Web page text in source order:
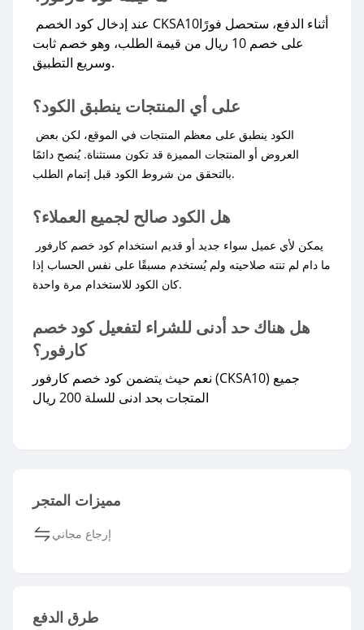
على خصم 10 ريال من قيمة الطلب، وهو خصم ثابت
وسريع التطبيق.​
على أي المنتجات ينطبق الكود؟
العروض أو المنتجات المميزة قد تكون مستثناة. يُنصح دائمًا
بالتحقق من شروط الكود قبل إتمام الطلب.
هل الكود صالح لجميع العملاء؟
ما دام لم تنته صلاحيته ولم يُستخدم مسبقًا على نفس الحساب إذا
كان الكود للاستخدام مرة واحدة.
هل هناك حد أدنى للشراء لتفعيل كود خصم
كارفور؟
نعم حيث يتضمن كود خصم كارفور (CKSA10) جميع
مميزات المتجر
إرجاع مجاني
طرق الدفع